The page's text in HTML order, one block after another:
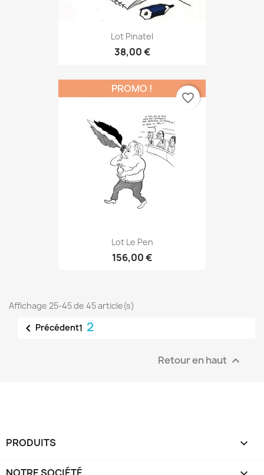
Lot Pinatel
38,00 €
Lot Le Pen
156,00 €
PROMO !
favorite_border
Affichage 25-45 de 45 article(s)
 Précédent1 2
Retour en haut 
PRODUITS 